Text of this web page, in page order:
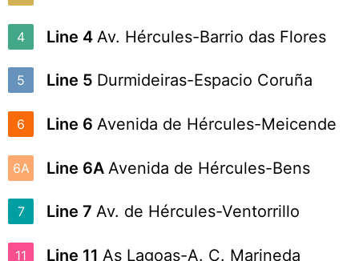
4 Line 4 Av. Hércules-Barrio das Flores
5 Line 5 Durmideiras-Espacio Coruña
6 Line 6 Avenida de Hércules-Meicende
6A Line 6A Avenida de Hércules-Bens
7 Line 7 Av. de Hércules-Ventorrillo
11 Line 11 As Lagoas-A. C. Marineda